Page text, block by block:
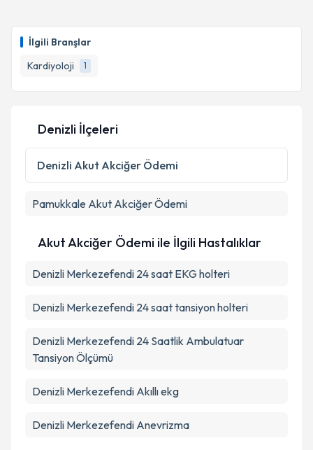
İlgili Branşlar
Kardiyoloji
1
Denizli İlçeleri
Denizli Akut Akciğer Ödemi
Pamukkale Akut Akciğer Ödemi
Akut Akciğer Ödemi ile İlgili Hastalıklar
Denizli Merkezefendi 24 saat EKG holteri
Denizli Merkezefendi 24 saat tansiyon holteri
Denizli Merkezefendi 24 Saatlik Ambulatuar
Tansiyon Ölçümü
Denizli Merkezefendi Akıllı ekg
Denizli Merkezefendi Anevrizma